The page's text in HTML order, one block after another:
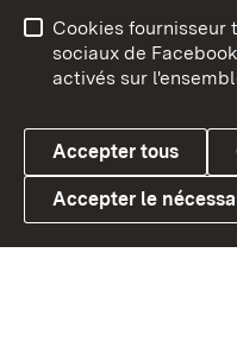
Link zum Landesportal
Conseils d'utilisation
Cookies
Cookies fournisseur
sociaux de
activés sur
Accepter tous
Accepter le